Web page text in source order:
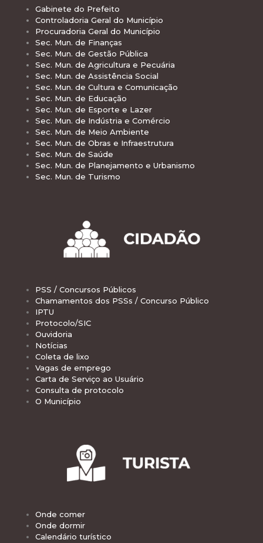
Gabinete do Prefeito
Controladoria Geral do Município
Procuradoria Geral do Município
Sec. Mun. de Finanças
Sec. Mun. de Gestão Pública
Sec. Mun. de Agricultura e Pecuária
Sec. Mun. de Assistência Social
Sec. Mun. de Cultura e Comunicação
Sec. Mun. de Educação
Sec. Mun. de Esporte e Lazer
Sec. Mun. de Indústria e Comércio
Sec. Mun. de Meio Ambiente
Sec. Mun. de Obras e Infraestrutura
Sec. Mun. de Saúde
Sec. Mun. de Planejamento e Urbanismo
Sec. Mun. de Turismo
PSS / Concursos Públicos
Chamamentos dos PSSs / Concurso Público
IPTU
Protocolo/SIC
Ouvidoria
Notícias
Coleta de lixo
Vagas de emprego
Carta de Serviço ao Usuário
Consulta de protocolo
O Município
Onde comer
Onde dormir
Calendário turístico